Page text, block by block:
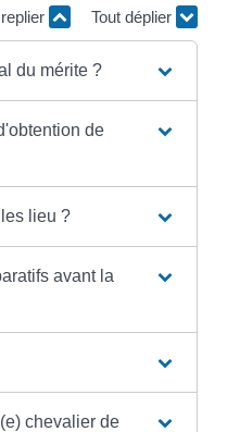
Tout déplier
du mérite ?
de
lieu ?
avant la
chevalier de